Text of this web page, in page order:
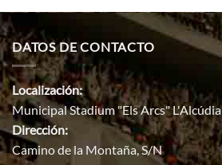
DATOS DE CONTACTO
Localización:
Municipal Stadium "Els Arcs" L'Alcúdia
Dirección:
Camino de la Montaña, S/N